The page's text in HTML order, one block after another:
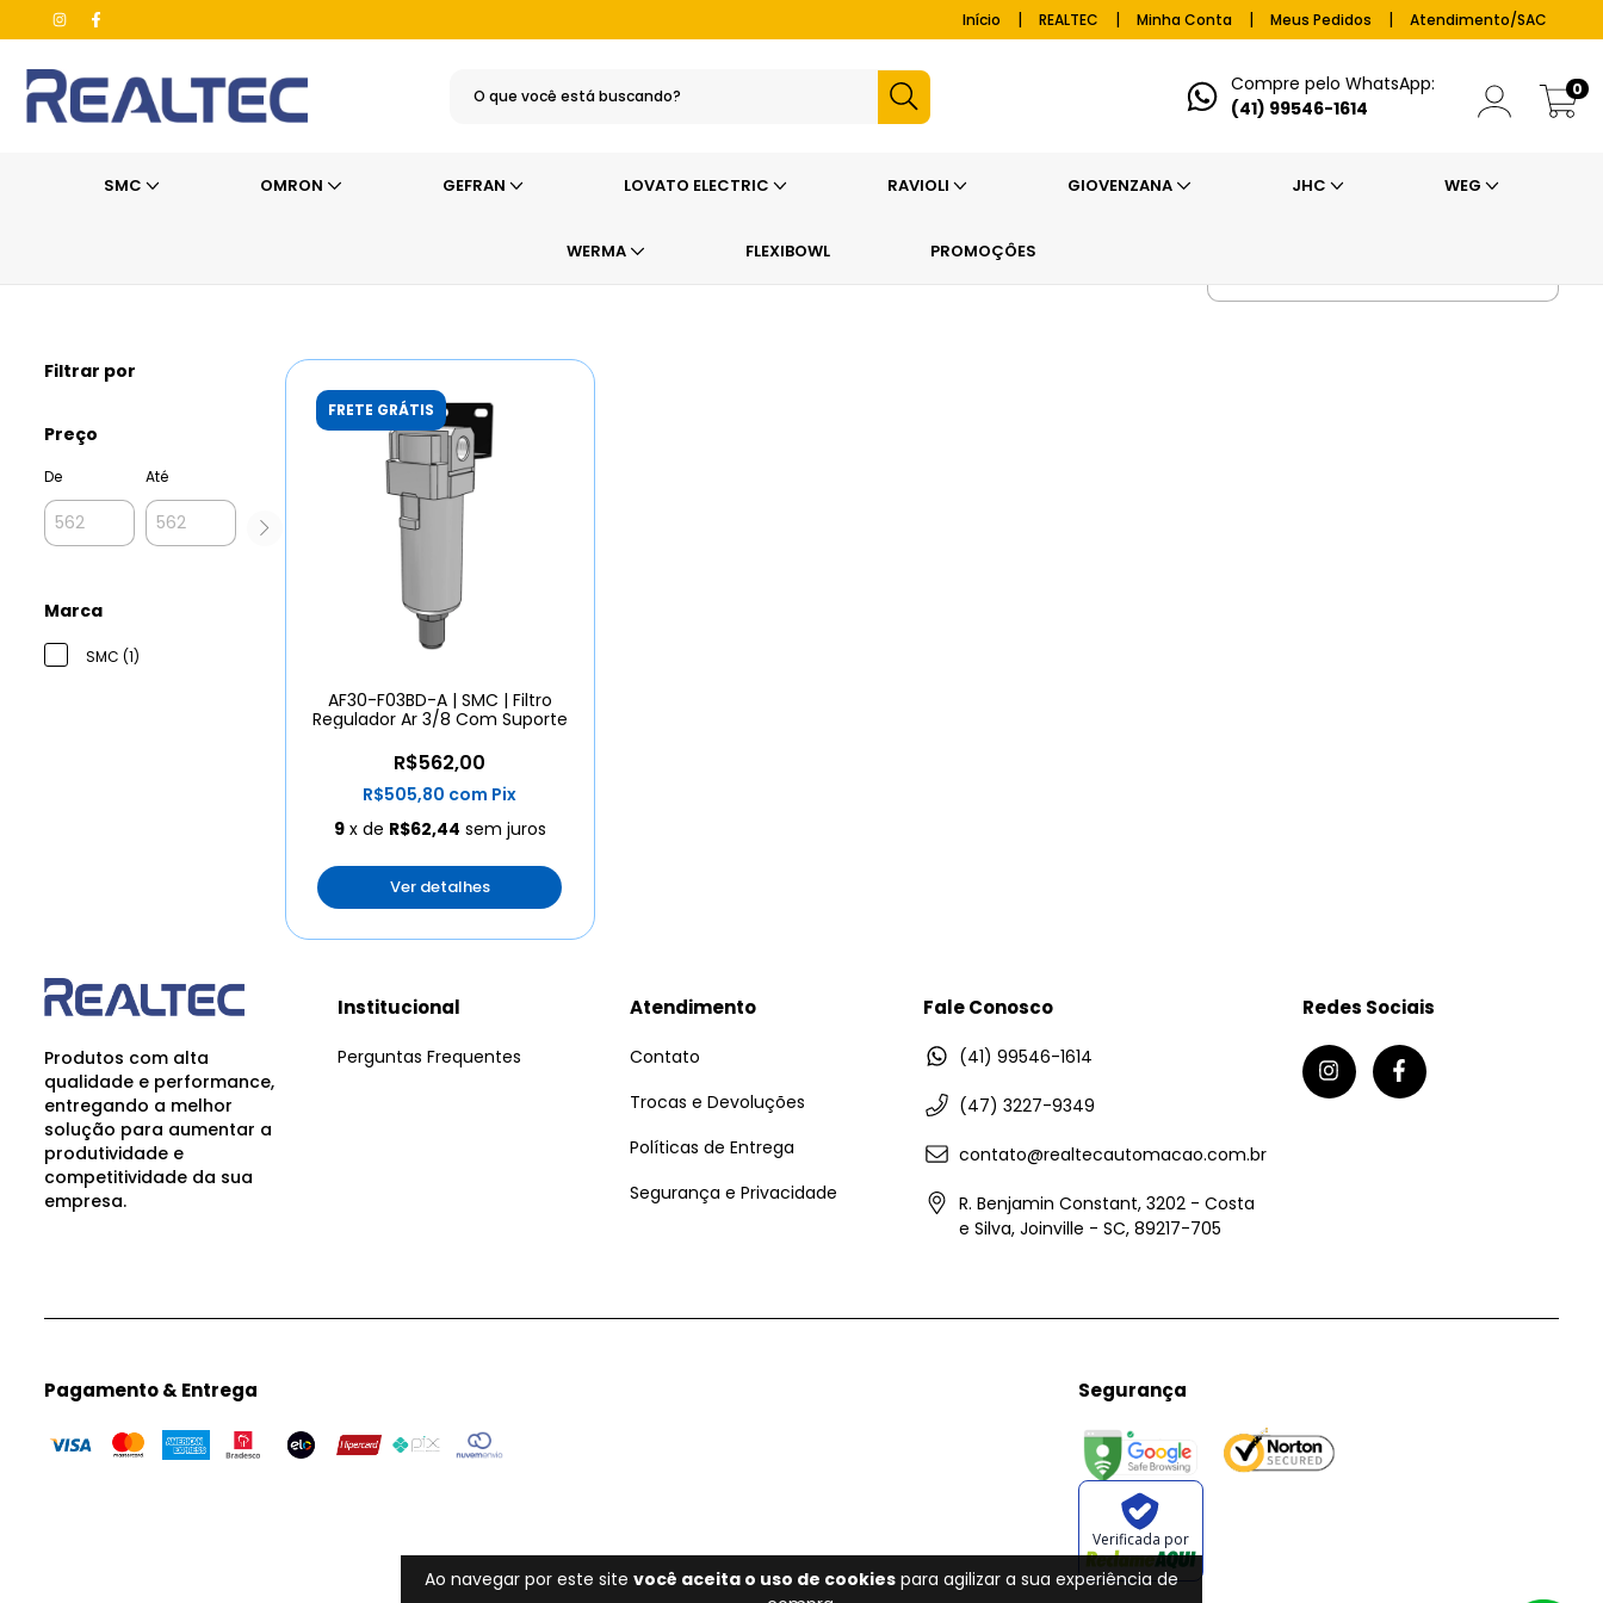
Início | REALTEC | Minha Conta | Meus Pedidos | Atendimento/SAC
Compre pelo WhatsApp:
(41) 99546-1614
0
SMC OMRON GEFRAN LOVATO ELECTRIC RAVIOLI GIOVENZANA JHC WEG
WERMA FLEXIBOWL PROMOÇÔES
Ao navegar por este site você aceita o uso de cookies para agilizar a sua experiência de
Filtrar por
Marca
SMC (1)
Preço
De Até
FRETE GRÁTIS
AF30-F03BD-A | SMC | Filtro
Regulador Ar 3/8 Com Suporte
R$562,00
R$505,80 com Pix
9 x de R$62,44 sem juros
Ver detalhes
Produtos com alta
qualidade e performance,
entregando a melhor
solução para aumentar a
produtividade e
competitividade da sua
empresa.
Institucional
Perguntas Frequentes
Atendimento
Contato
Trocas e Devoluções
Políticas de Entrega
Segurança e Privacidade
Fale Conosco
(41) 99546-1614
(47) 3227-9349
contato@realtecautomacao.com.br
R. Benjamin Constant, 3202 - Costa
e Silva, Joinville - SC, 89217-705
Redes Sociais
Pagamento & Entrega Segurança
Verificada por